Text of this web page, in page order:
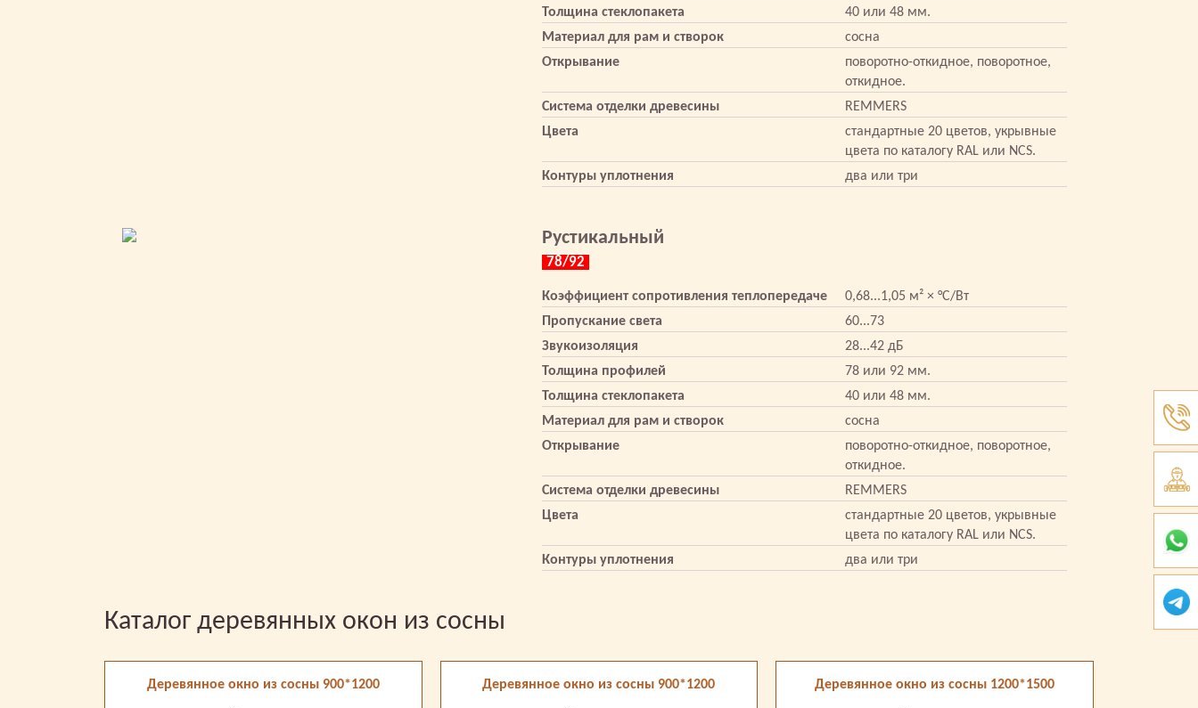
Толщина стеклопакета
40 или 48 мм.
Материал для рам и створок
сосна
Открывание
поворотно-откидное, поворотное,
откидное.
Система отделки древесины
REMMERS
Цвета
стандартные 20 цветов, укрывные
цвета по каталогу RAL или NCS.
Контуры уплотнения
два или три
Рустикальный
78/92
Коэффициент сопротивления теплопередаче
0,68...1,05 м² × °С/Вт
Пропускание света
60...73
Звукоизоляция
28...42 дБ
Толщина профилей
78 или 92 мм.
Толщина стеклопакета
40 или 48 мм.
Материал для рам и створок
сосна
Открывание
поворотно-откидное, поворотное,
откидное.
Система отделки древесины
REMMERS
Цвета
стандартные 20 цветов, укрывные
цвета по каталогу RAL или NCS.
Контуры уплотнения
два или три
Каталог деревянных окон из сосны
Деревянное окно из сосны 900*1200 Деревянное окно из сосны 900*1200 Деревянное окно из сосны 1200*1500